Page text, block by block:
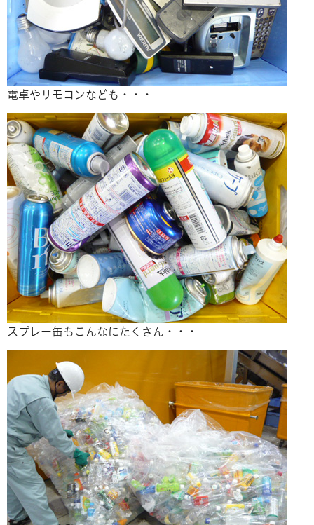
電卓やリモコンなども・・・
スプレー缶もこんなにたくさん・・・